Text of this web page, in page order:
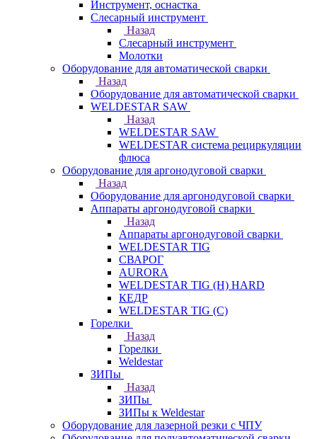
Инструмент, оснастка
Слесарный инструмент
Назад
Слесарный инструмент
Молотки
Оборудование для автоматической сварки
Назад
Оборудование для автоматической сварки
WELDESTAR SAW
Назад
WELDESTAR SAW
WELDESTAR система рециркуляции
флюса
Оборудование для аргонодуговой сварки
Назад
Оборудование для аргонодуговой сварки
Аппараты аргонодуговой сварки
Назад
Аппараты аргонодуговой сварки
WELDESTAR TIG
СВАРОГ
AURORA
WELDESTAR TIG (H) HARD
КЕДР
WELDESTAR TIG (С)
Горелки
Назад
Горелки
Weldestar
ЗИПы
Назад
ЗИПы
ЗИПы к Weldestar
Оборудование для лазерной резки с ЧПУ